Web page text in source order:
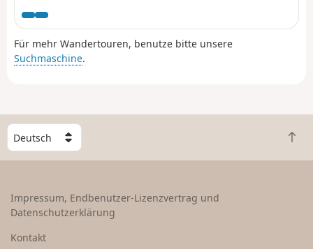
Aufenthalt ein.
Für mehr Wandertouren, benutze bitte unsere
Suchmaschine.
W
ä
h
e
n
Z
u
Impressum, Endbenutzer-Lizenzvertrag und
Datenschutzerklärung
Kontakt